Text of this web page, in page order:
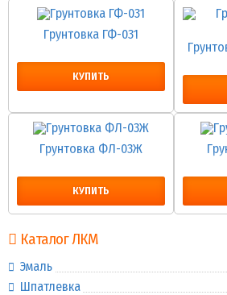
Грунтовка ГФ-031
КУПИТЬ
Грунтовка ФЛ-03Ж
КУПИТЬ
Каталог ЛКМ
Эмаль
Шпатлевка